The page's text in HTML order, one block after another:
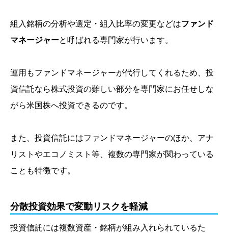
組入銘柄の分析や選定・組入比率の変更などはファンド
マネージャーと呼ばれる専門家が行います。
運用もファンドマネージャーが代行してくれるため、投
資信託なら株式投資の難しい部分を専門家にお任せしな
がら米国株へ投資できるのです。
また、投資信託にはファンドマネージャーのほか、アナ
リストやエコノミスト等、複数の専門家が関わっている
ことも特徴です。
分散投資効果で変動リスクを軽減
投資信託には複数資産・銘柄が組み入れられているた